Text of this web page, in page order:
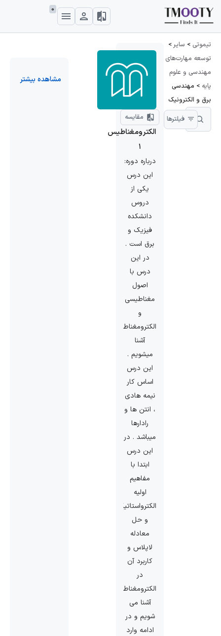
0
تیموتی > سایر>
توسعه مهارت‌های
مهندسی و علوم
پایه > مهندسی
برق و الکترونیک
فیلترها
مقایسه
الکترومغناطیس
١
درباره دوره:
این درس
یکی از
دروس
دانشکده
فیزیک و
برق است .
در این
درس با
اصول
مغناطیسی
و
الکترومغناطیسی
آشنا
میشویم .
این درس
اساس کار
نیمه هادی
، انتن ها و
رادارها
میباشد . در
این درس
ابتدا با
مفاهیم
اولیه
الکترواستاتیک
و حل
معادله
لاپلاس و
کاربرد آن
در
الکترومغناطیس
آشنا می
شویم و در
ادامه وارد
مشاهده بیشتر